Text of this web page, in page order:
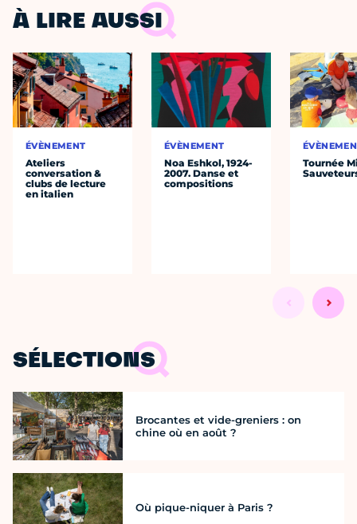
À LIRE AUSSI
ÉVÈNEMENT
Ateliers
conversation &
clubs de lecture
en italien
ÉVÈNEMENT
Noa Eshkol, 1924-
2007. Danse et
compositions
Tournée
SÉLECTIONS
Brocantes et vide-greniers : on
chine où en août ?
Où pique-niquer à Paris ?